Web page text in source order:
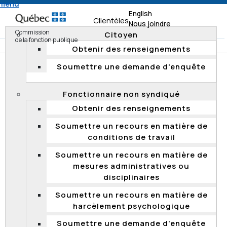
Commission
de la fonction publique
English
Nous joindre
Clientèles
Citoyen
Obtenir des renseignements
Soumettre une demande d'enquête
Fonctionnaire non syndiqué
Obtenir des renseignements
Soumettre un recours en matière de
conditions de travail
Soumettre un recours en matière de
mesures administratives ou
disciplinaires
Soumettre un recours en matière de
harcèlement psychologique
Soumettre une demande d'enquête
Accueil Documentation
Résumés d'enquête
Enquêtes 2018
Enquête à l’initiative de la Commission à la Régie des
alcools, des courses et des jeux
Enquête à l’initiative de la Commission à
la Régie des alcools, des courses et des
Régie des alcools, des courses et des jeux (RACJ) les
résultats d'une enquête entreprise à la suite de la
déclaration bisannuelle en matière de gestion des